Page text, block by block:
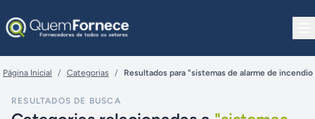
Página Inicial / Categorias / Resultados para "sistemas de alarme de
RESULTADOS DE BUSCA